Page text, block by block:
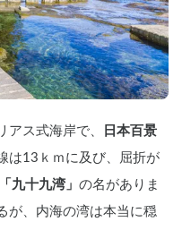
アス式海岸で、
日本百景
は13ｋｍに及び、屈折が
九十九湾」 の名がありま
が、内海の湾は本当に穏